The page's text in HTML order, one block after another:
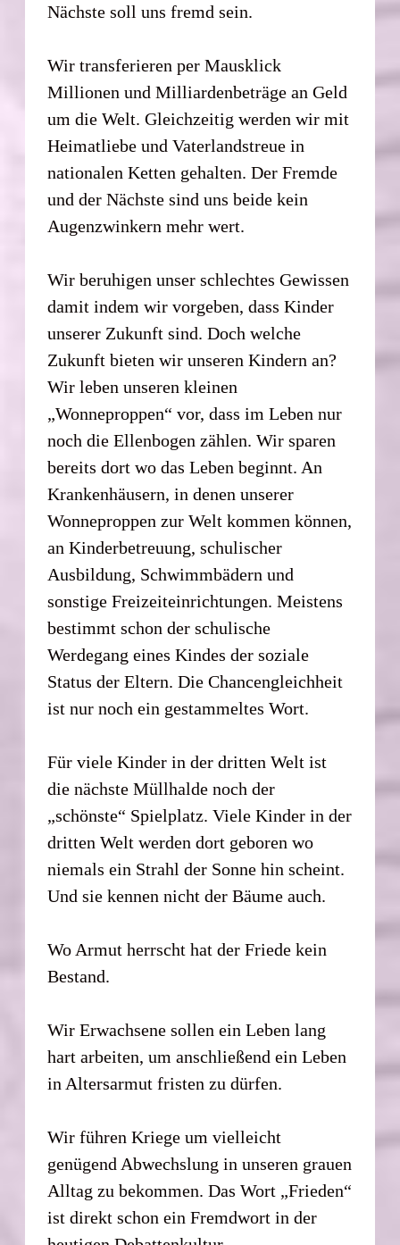
Nächste soll uns fremd sein.
Wir transferieren per Mausklick
Millionen und Milliardenbeträge an Geld
um die Welt. Gleichzeitig werden wir mit
Heimatliebe und Vaterlandstreue in
nationalen Ketten gehalten. Der Fremde
und der Nächste sind uns beide kein
Augenzwinkern mehr wert.
Wir beruhigen unser schlechtes Gewissen
damit indem wir vorgeben, dass Kinder
unserer Zukunft sind. Doch welche
Zukunft bieten wir unseren Kindern an?
Wir leben unseren kleinen
„Wonneproppen“ vor, dass im Leben nur
noch die Ellenbogen zählen. Wir sparen
bereits dort wo das Leben beginnt. An
Krankenhäusern, in denen unserer
Wonneproppen zur Welt kommen können,
an Kinderbetreuung, schulischer
Ausbildung, Schwimmbädern und
sonstige Freizeiteinrichtungen. Meistens
bestimmt schon der schulische
Werdegang eines Kindes der soziale
Status der Eltern. Die Chancengleichheit
ist nur noch ein gestammeltes Wort.
Für viele Kinder in der dritten Welt ist
die nächste Müllhalde noch der
„schönste“ Spielplatz. Viele Kinder in der
dritten Welt werden dort geboren wo
niemals ein Strahl der Sonne hin scheint.
Und sie kennen nicht der Bäume auch.
Wo Armut herrscht hat der Friede kein
Bestand.
Wir Erwachsene sollen ein Leben lang
hart arbeiten, um anschließend ein Leben
in Altersarmut fristen zu dürfen.
Wir führen Kriege um vielleicht
genügend Abwechslung in unseren grauen
Alltag zu bekommen. Das Wort „Frieden“
ist direkt schon ein Fremdwort in der